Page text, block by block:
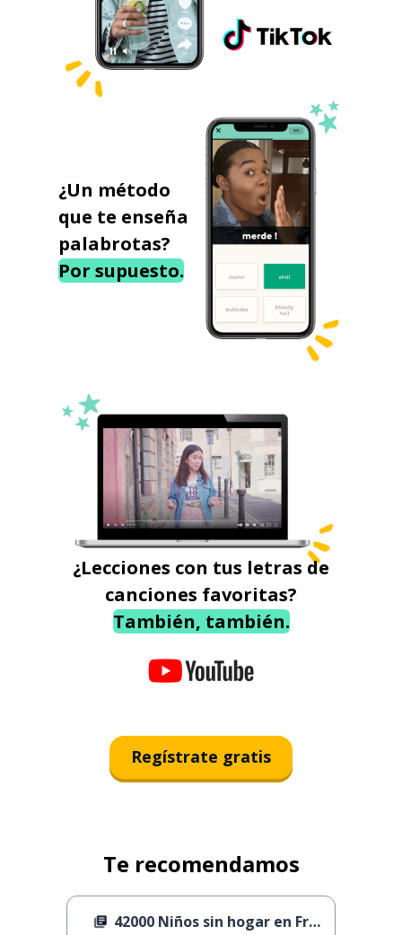
¿Un método
que te enseña
palabrotas?
Por supuesto.
¿Lecciones con tus letras de
canciones favoritas?
También, también.
Regístrate gratis
Te recomendamos
42000 Niños sin hogar en Francia